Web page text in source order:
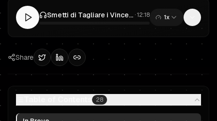
Smetti di Tagliare i Vincenti Troppo Presto: Ordini Bracket e Multipli R per il Prop Trading ·12:18 1x
Share
28